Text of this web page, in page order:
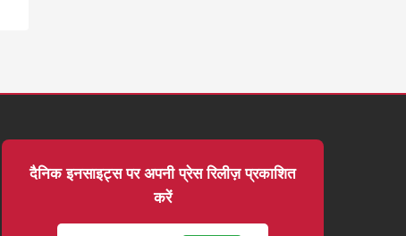
दैनिक इनसाइट्स पर अपनी प्रेस रिलीज़ प्रकाशित
करें